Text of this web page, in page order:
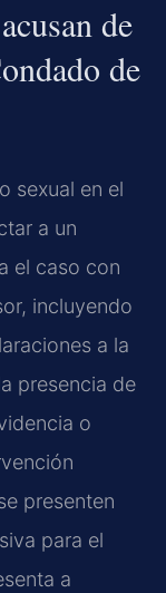
de
de
sexual en el
a un
el caso con
incluyendo
a la
presencia de
o
presenten
para el
a